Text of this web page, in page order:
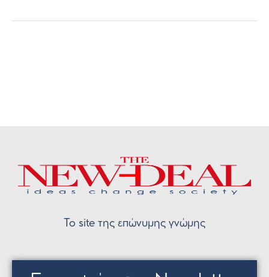
Το site της επώνυμης γνώμης